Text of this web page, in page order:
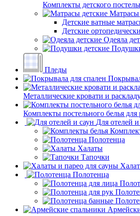
Комплекты детского
Матрасы
Детские ватные
Детские
Одеяла
Пледы
Металлические кровати и
Комплекты постельного белья для
Для отелей и
Полотенца
Халаты
Тапочки
Полотенца